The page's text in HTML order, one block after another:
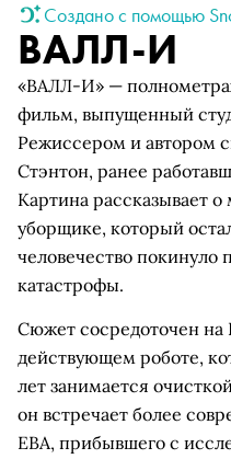
Создано с помощью
ВАЛЛ-И
«ВАЛЛ-И» —
фильм, выпущенный
Режиссером и автором
Стэнтон, ранее
Картина рассказывает
уборщике, который
человечество покинуло
катастрофы.
Сюжет сосредоточен
действующем роботе,
лет занимается
он встречает более
ЕВА, прибывшего с